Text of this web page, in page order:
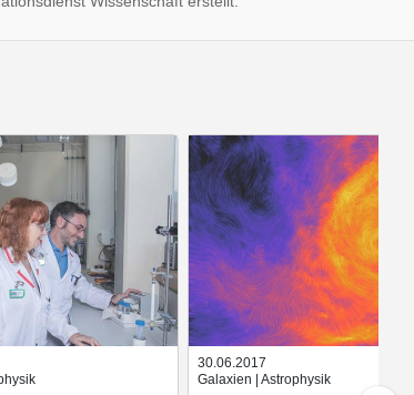
30.06.2017
Galaxien | Astrophysik